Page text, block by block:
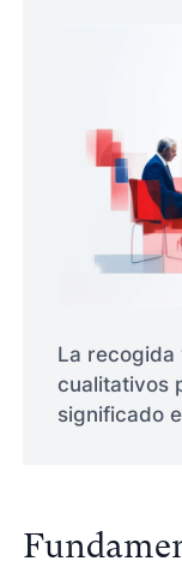
La recogida
cualitativos
significado